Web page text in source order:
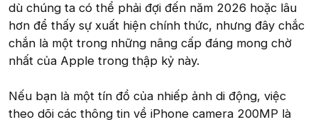
dù chúng ta có thể phải đợi đến năm 2026 hoặc lâu
hơn để thấy sự xuất hiện chính thức, nhưng đây chắc
chắn là một trong những nâng cấp đáng mong chờ
nhất của Apple trong thập kỷ này.
Nếu bạn là một tín đồ của nhiếp ảnh di động, việc
theo dõi các thông tin về iPhone camera 200MP là